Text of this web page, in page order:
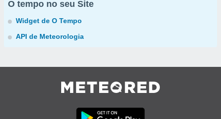
O tempo no seu Site
Widget de O Tempo
API de Meteorologia